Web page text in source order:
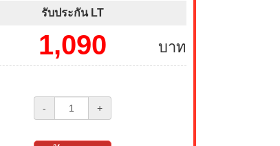
รับประกัน LT
บาท
1,090
- +